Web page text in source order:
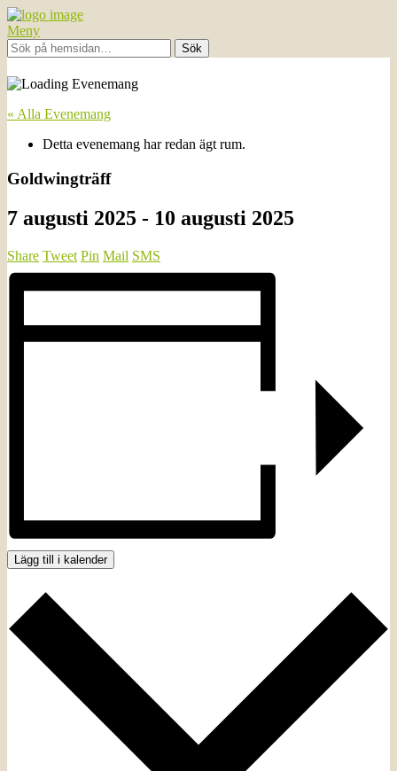
Meny
« Alla Evenemang
Detta evenemang har redan ägt rum.
Goldwingträff
7 augusti 2025 - 10 augusti 2025
Share Tweet Pin Mail SMS
Lägg till i kalender